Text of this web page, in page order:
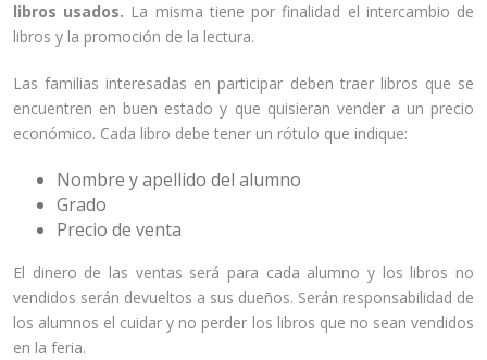
libros usados. La misma tiene por finalidad el intercambio de
libros y la promoción de la lectura.
Las familias interesadas en participar deben traer libros que se
encuentren en buen estado y que quisieran vender a un precio
económico. Cada libro debe tener un rótulo que indique:
Nombre y apellido del alumno
Grado
Precio de venta
El dinero de las ventas será para cada alumno y los libros no
vendidos serán devueltos a sus dueños. Serán responsabilidad de
los alumnos el cuidar y no perder los libros que no sean vendidos
en la feria.